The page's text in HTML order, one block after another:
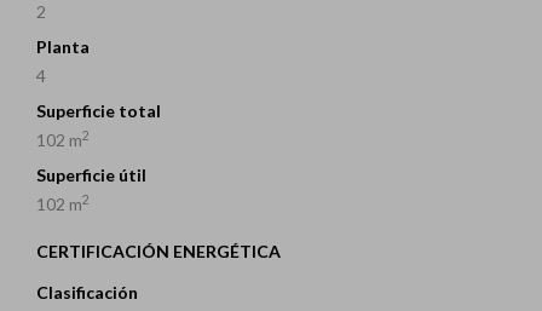
2
Planta
4
Superficie total
102 m2
Superficie útil
102 m2
CERTIFICACIÓN ENERGÉTICA
Clasificación